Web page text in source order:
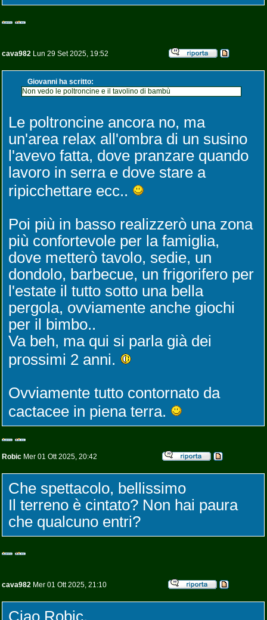
cava982 Lun 29 Set 2025, 19:52
Giovanni ha scritto:
Non vedo le poltroncine e il tavolino di bambù
Le poltroncine ancora no, ma
un'area relax all'ombra di un susino
l'avevo fatta, dove pranzare quando
lavoro in serra e dove stare a
ripicchettare ecc..
Poi più in basso realizzerò una zona
più confortevole per la famiglia,
dove metterò tavolo, sedie, un
dondolo, barbecue, un frigorifero per
l'estate il tutto sotto una bella
pergola, ovviamente anche giochi
per il bimbo..
Va beh, ma qui si parla già dei
prossimi 2 anni.
Ovviamente tutto contornato da
cactacee in piena terra.
Robic Mer 01 Ott 2025, 20:42
Che spettacolo, bellissimo
Il terreno è cintato? Non hai paura
che qualcuno entri?
cava982 Mer 01 Ott 2025, 21:10
Ciao Robic.